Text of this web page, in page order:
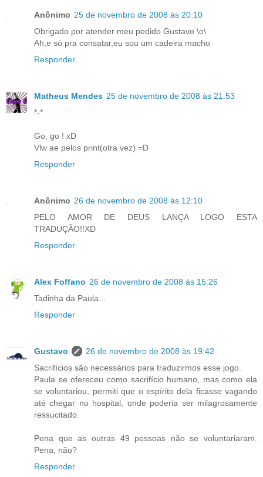
Anônimo 25 de novembro de 2008 às 20:10
Obrigado por atender meu pedido Gustavo \o\
Ah,e só pra consatar,eu sou um cadeira macho
Responder
Matheus Mendes 25 de novembro de 2008 às 21:53
*-*
Go, go ! xD
Vlw ae pelos print(otra vez) =D
Responder
Anônimo 26 de novembro de 2008 às 12:10
PELO AMOR DE DEUS LANÇA LOGO ESTA
TRADUÇÃO!!XD
Responder
Alex Foffano 26 de novembro de 2008 às 15:26
Tadinha da Paula...
Responder
Gustavo
26 de novembro de 2008 às 19:42
Sacrifícios são necessários para traduzirmos esse jogo.
Paula se ofereceu como sacrifício humano, mas como ela
se voluntariou, permiti que o espírito dela ficasse vagando
até chegar no hospital, onde poderia ser milagrosamente
ressucitado.
Pena que as outras 49 pessoas não se voluntariaram.
Pena, não?
Responder